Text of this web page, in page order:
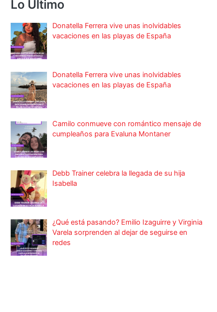
Lo Ultimo
Donatella Ferrera vive unas inolvidables
vacaciones en las playas de España
Donatella Ferrera vive unas inolvidables
vacaciones en las playas de España
Camilo conmueve con romántico mensaje de
cumpleaños para Evaluna Montaner
Debb Trainer celebra la llegada de su hija
Isabella
¿Qué está pasando? Emilio Izaguirre y Virginia
Varela sorprenden al dejar de seguirse en
redes